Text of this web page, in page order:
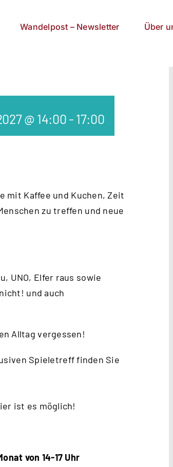
Wandelpost – Newsletter Über
@ 14:00 - 17:00
mit Kaffee und Kuchen, Zeit
zu treffen und neue
UNO, Elfer raus sowie
und auch
Alltag vergessen!
Spieletreff finden Sie
ist es möglich!
von 14-17 Uhr